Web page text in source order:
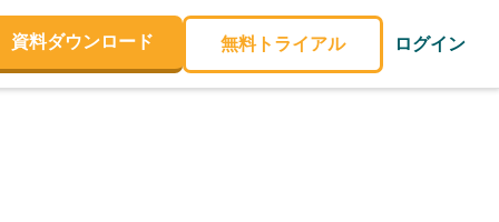
資料ダウンロード 無料トライアル ログイン